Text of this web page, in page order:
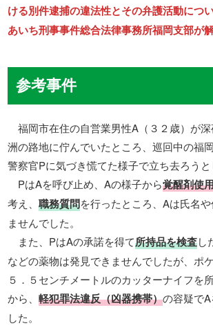
ける別件逮捕の違法性とその弁護活動につ
あいち刑事事件総合法律事務所福岡支部が
参考事件
福岡市在住の自営業男性A（３２歳）が
洲の路地に佇んでいたところ、巡回中の福
警察官Pに気づき慌てた様子で立ち去ろう
PはAを呼び止め、Aの様子から覚醒剤使
考え、職務質問を行ったところ、Aは氏名
ませんでした。
また、PはAの承諾を得て所持品を検査し
などの薬物は発見できませんでしたが、ポ
５．５センチメートルのカッターナイフを
から、軽犯罪法違反（凶器携帯）の容疑で
した。